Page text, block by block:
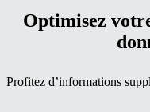
Optimisez
Profitez d’informations